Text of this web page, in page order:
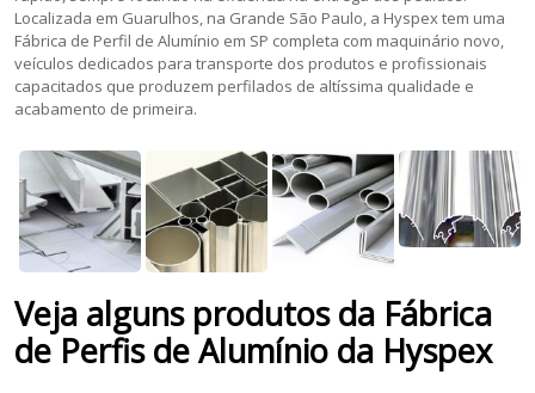
Localizada em Guarulhos, na Grande São Paulo, a Hyspex tem uma
Fábrica de Perfil de Alumínio em SP completa com maquinário novo,
veículos dedicados para transporte dos produtos e profissionais
capacitados que produzem perfilados de altíssima qualidade e
acabamento de primeira.
Veja alguns produtos da Fábrica
de Perfis de Alumínio da Hyspex